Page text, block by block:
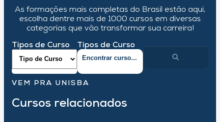
As formações mais completas do Brasil estão aqui,
escolha dentre mais de 1000 cursos em diversas
categorias que vão transformar sua carreira!
Tipos de Curso Tipos de Curso
VEM PRA UNISBA
Cursos relacionados